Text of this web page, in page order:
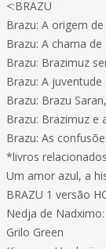
<:BRAZU
Brazu: A origem
Brazu: A chama
Brazu: Brazimuz
Brazu: A juventude
Brazu: Brazu
Brazu: Brazimuz e
Brazu: As
*livros
Um amor azul, a
BRAZU 1 versão
Nedja de
Grilo Green